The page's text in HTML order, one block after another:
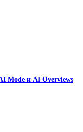
Mode и AI Overviews